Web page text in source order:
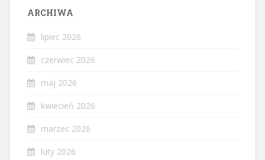
ARCHIWA
lipiec 2026
czerwiec 2026
maj 2026
kwiecień 2026
marzec 2026
luty 2026